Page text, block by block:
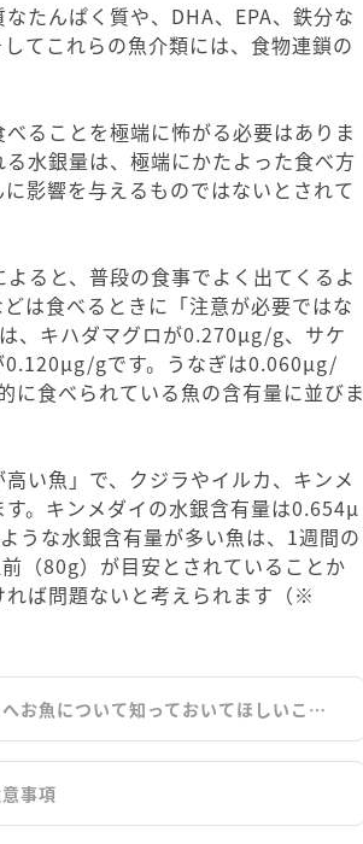
たんぱく質や、DHA、EPA、鉄分な
てこれらの魚介類には、食物連鎖の
ることを極端に怖がる必要はありま
水銀量は、極端にかたよった食べ方
影響を与えるものではないとされて
ると、普段の食事でよく出てくるよ
は食べるときに「注意が必要ではな
、キハダマグロが0.270μg/g、サケ
gです。うなぎは0.060μg/
食べられている魚の含有量に並びま
い魚」で、クジラやイルカ、キンメ
。キンメダイの水銀含有量は0.654μ
うな水銀含有量が多い魚は、1週間の
（80g）が目安とされていることか
ば問題ないと考えられます（※
お魚について知っておいてほしいこ…
事項